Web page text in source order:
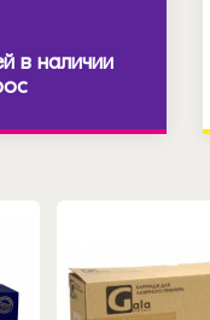
в наличии